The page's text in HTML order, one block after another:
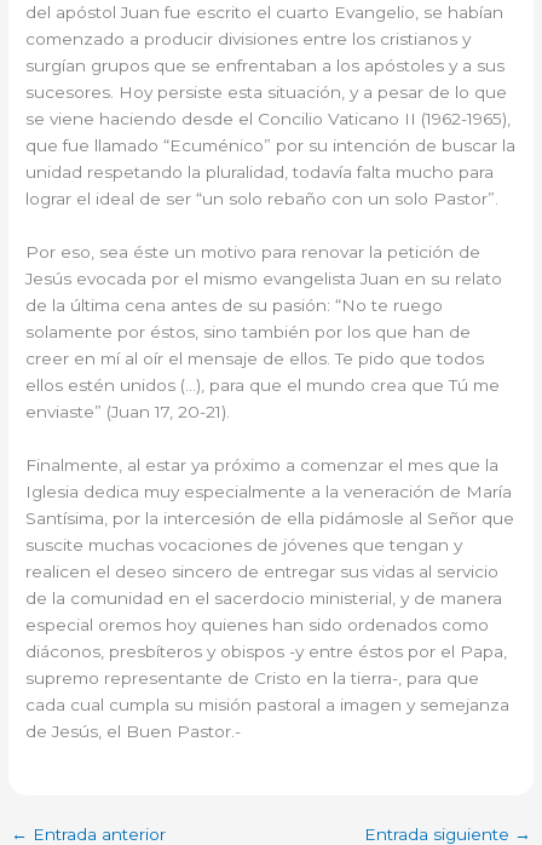
del apóstol Juan fue escrito el cuarto Evangelio, se habían
comenzado a producir divisiones entre los cristianos y
surgían grupos que se enfrentaban a los apóstoles y a sus
sucesores. Hoy persiste esta situación, y a pesar de lo que
se viene haciendo desde el Concilio Vaticano II (1962-1965),
que fue llamado “Ecuménico” por su intención de buscar la
unidad respetando la pluralidad, todavía falta mucho para
lograr el ideal de ser “un solo rebaño con un solo Pastor”.
Por eso, sea éste un motivo para renovar la petición de
Jesús evocada por el mismo evangelista Juan en su relato
de la última cena antes de su pasión: “No te ruego
solamente por éstos, sino también por los que han de
creer en mí al oír el mensaje de ellos. Te pido que todos
ellos estén unidos (…), para que el mundo crea que Tú me
enviaste” (Juan 17, 20-21).
Finalmente, al estar ya próximo a comenzar el mes que la
Iglesia dedica muy especialmente a la veneración de María
Santísima, por la intercesión de ella pidámosle al Señor que
suscite muchas vocaciones de jóvenes que tengan y
realicen el deseo sincero de entregar sus vidas al servicio
de la comunidad en el sacerdocio ministerial, y de manera
especial oremos hoy quienes han sido ordenados como
diáconos, presbíteros y obispos -y entre éstos por el Papa,
supremo representante de Cristo en la tierra-, para que
cada cual cumpla su misión pastoral a imagen y semejanza
de Jesús, el Buen Pastor.-
← Entrada anterior Entrada siguiente →